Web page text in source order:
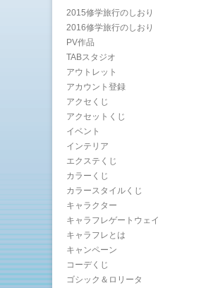
2015修学旅行のしおり
2016修学旅行のしおり
PV作品
TABスタジオ
アウトレット
アカウント登録
アクセくじ
アクセットくじ
イベント
インテリア
エクステくじ
カラーくじ
カラースタイルくじ
キャラクター
キャラフレゲートウェイ
キャラフレとは
キャンペーン
コーデくじ
ゴシック＆ロリータ